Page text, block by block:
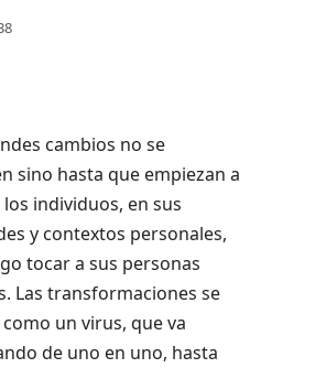
cambios no se
sino hasta que empiezan a
individuos, en sus
y contextos personales,
tocar a sus personas
Las transformaciones se
un virus, que va
de uno en uno, hasta